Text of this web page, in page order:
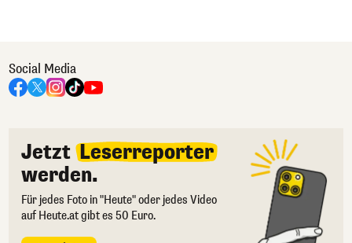
Social Media
Jetzt Leserreporter
werden.
Für jedes Foto in "Heute" oder jedes Video
auf Heute.at gibt es 50 Euro.